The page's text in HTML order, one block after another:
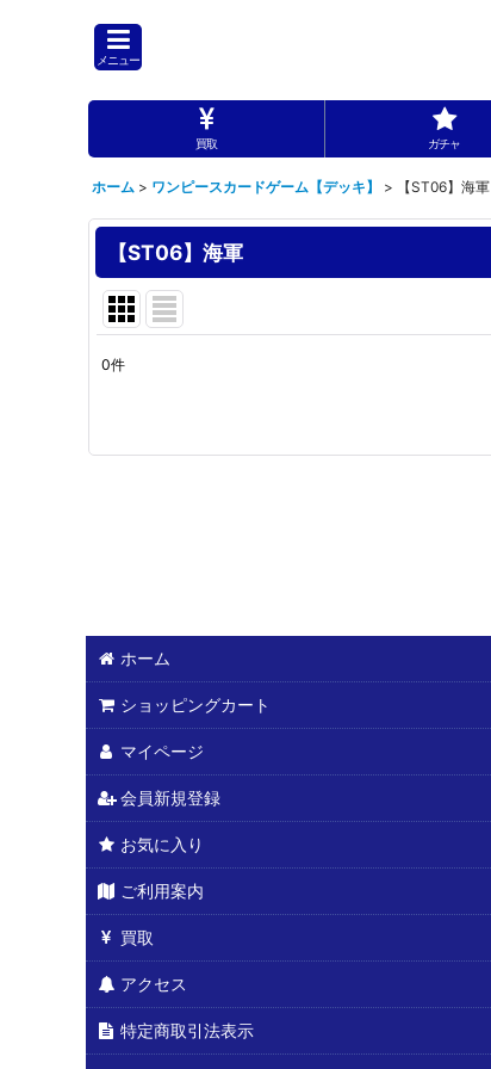
メニュー
買取 ガチャ
ホーム > ワンピースカードゲーム【デッキ】 > 【ST06】海軍
【ST06】海軍
0件
ホーム
ショッピングカート
マイページ
会員新規登録
お気に入り
ご利用案内
買取
アクセス
特定商取引法表示